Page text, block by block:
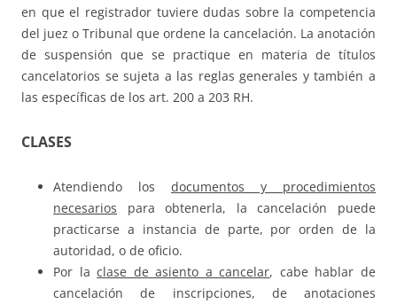
en que el registrador tuviere dudas sobre la competencia
del juez o Tribunal que ordene la cancelación. La anotación
de suspensión que se practique en materia de títulos
cancelatorios se sujeta a las reglas generales y también a
las específicas de los art. 200 a 203 RH.
CLASES
Atendiendo los documentos y procedimientos
necesarios para obtenerla, la cancelación puede
practicarse a instancia de parte, por orden de la
autoridad, o de oficio.
Por laclase de asiento a cancelar, cabe hablar de
cancelación de inscripciones, de anotaciones